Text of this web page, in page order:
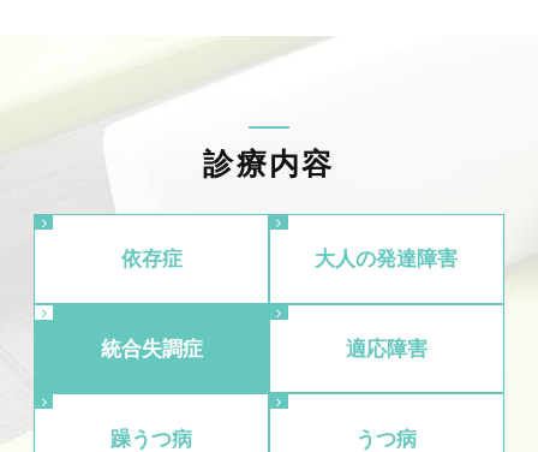
診療内容
依存症 大人の発達障害
統合失調症 適応障害
躁うつ病 うつ病